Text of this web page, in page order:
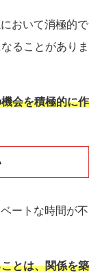
おいて消極的で
ることがありま
会を積極的に作
ートな時間が不
とは、関係を築